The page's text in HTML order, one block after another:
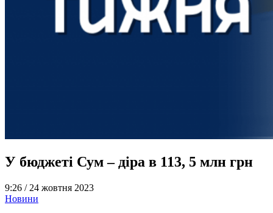
У бюджеті Сум – діра в 113, 5 млн грн
9:26 / 24 жовтня 2023
Новини